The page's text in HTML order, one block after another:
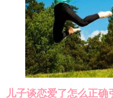
儿子谈恋爱了怎么正确